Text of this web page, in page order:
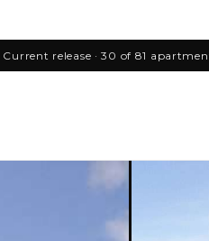
Current release · 30 of 81